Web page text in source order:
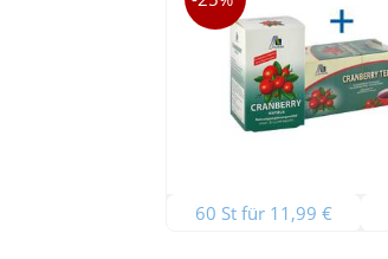
60 St für 11,99 €